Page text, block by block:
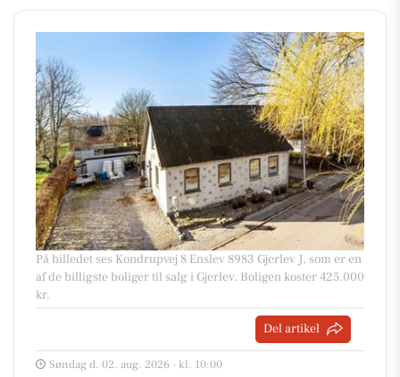
På billedet ses Kondrupvej 8 Enslev 8983 Gjerlev J, som er en
af de billigste boliger til salg i Gjerlev. Boligen koster 425.000
kr.
Del artikel
Søndag d. 02. aug. 2026 - kl. 10:00